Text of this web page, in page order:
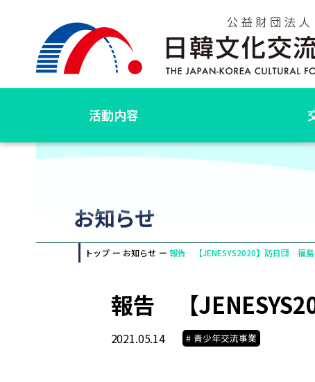
活動内容
お知らせ
トップ お知らせ 報告 【JENESYS2020】訪日団 福島
報告 【
2021.05.14 青少年交流事業